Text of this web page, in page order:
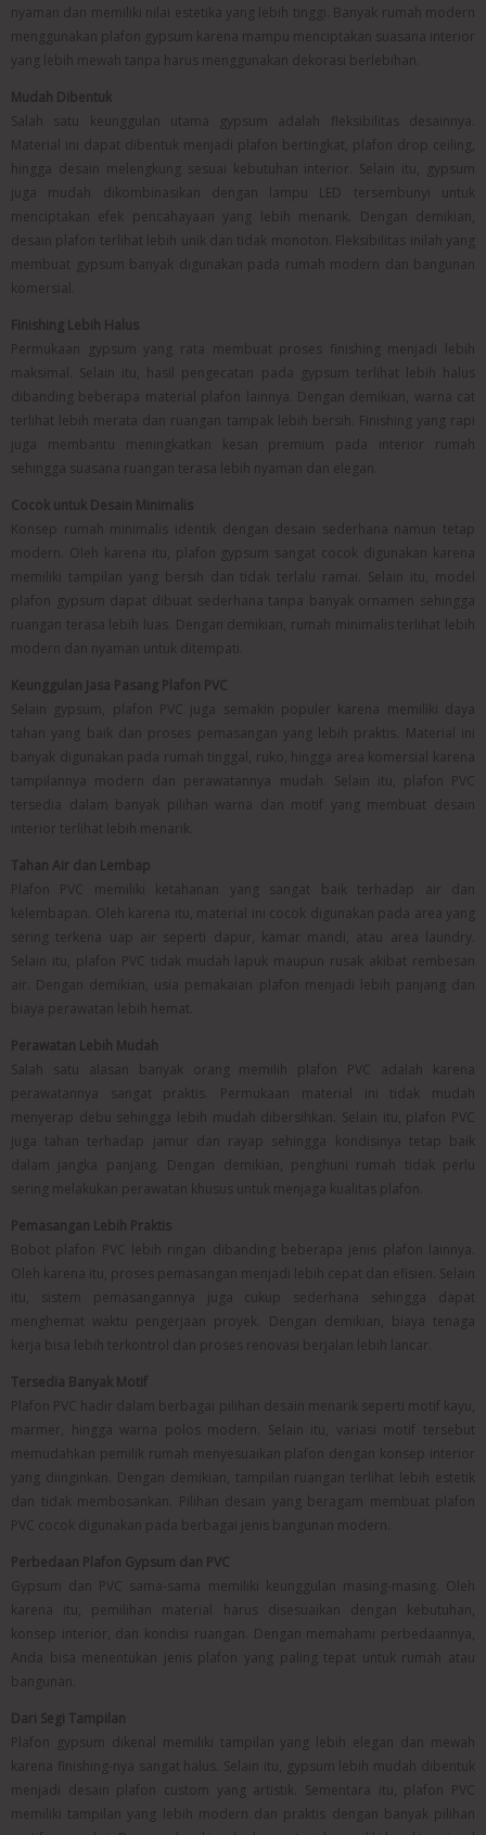
nyaman dan memiliki nilai estetika yang lebih tinggi. Banyak rumah modern
menggunakan plafon gypsum karena mampu menciptakan suasana interior
yang lebih mewah tanpa harus menggunakan dekorasi berlebihan.
Mudah Dibentuk
Salah satu keunggulan utama gypsum adalah fleksibilitas desainnya.
Material ini dapat dibentuk menjadi plafon bertingkat, plafon drop ceiling,
hingga desain melengkung sesuai kebutuhan interior. Selain itu, gypsum
juga mudah dikombinasikan dengan lampu LED tersembunyi untuk
menciptakan efek pencahayaan yang lebih menarik. Dengan demikian,
desain plafon terlihat lebih unik dan tidak monoton. Fleksibilitas inilah yang
membuat gypsum banyak digunakan pada rumah modern dan bangunan
komersial.
Finishing Lebih Halus
Permukaan gypsum yang rata membuat proses finishing menjadi lebih
maksimal. Selain itu, hasil pengecatan pada gypsum terlihat lebih halus
dibanding beberapa material plafon lainnya. Dengan demikian, warna cat
terlihat lebih merata dan ruangan tampak lebih bersih. Finishing yang rapi
juga membantu meningkatkan kesan premium pada interior rumah
sehingga suasana ruangan terasa lebih nyaman dan elegan.
Cocok untuk Desain Minimalis
Konsep rumah minimalis identik dengan desain sederhana namun tetap
modern. Oleh karena itu, plafon gypsum sangat cocok digunakan karena
memiliki tampilan yang bersih dan tidak terlalu ramai. Selain itu, model
plafon gypsum dapat dibuat sederhana tanpa banyak ornamen sehingga
ruangan terasa lebih luas. Dengan demikian, rumah minimalis terlihat lebih
modern dan nyaman untuk ditempati.
Keunggulan Jasa Pasang Plafon PVC
Selain gypsum, plafon PVC juga semakin populer karena memiliki daya
tahan yang baik dan proses pemasangan yang lebih praktis. Material ini
banyak digunakan pada rumah tinggal, ruko, hingga area komersial karena
tampilannya modern dan perawatannya mudah. Selain itu, plafon PVC
tersedia dalam banyak pilihan warna dan motif yang membuat desain
interior terlihat lebih menarik.
Tahan Air dan Lembap
Plafon PVC memiliki ketahanan yang sangat baik terhadap air dan
kelembapan. Oleh karena itu, material ini cocok digunakan pada area yang
sering terkena uap air seperti dapur, kamar mandi, atau area laundry.
Selain itu, plafon PVC tidak mudah lapuk maupun rusak akibat rembesan
air. Dengan demikian, usia pemakaian plafon menjadi lebih panjang dan
biaya perawatan lebih hemat.
Perawatan Lebih Mudah
Salah satu alasan banyak orang memilih plafon PVC adalah karena
perawatannya sangat praktis. Permukaan material ini tidak mudah
menyerap debu sehingga lebih mudah dibersihkan. Selain itu, plafon PVC
juga tahan terhadap jamur dan rayap sehingga kondisinya tetap baik
dalam jangka panjang. Dengan demikian, penghuni rumah tidak perlu
sering melakukan perawatan khusus untuk menjaga kualitas plafon.
Pemasangan Lebih Praktis
Bobot plafon PVC lebih ringan dibanding beberapa jenis plafon lainnya.
Oleh karena itu, proses pemasangan menjadi lebih cepat dan efisien. Selain
itu, sistem pemasangannya juga cukup sederhana sehingga dapat
menghemat waktu pengerjaan proyek. Dengan demikian, biaya tenaga
kerja bisa lebih terkontrol dan proses renovasi berjalan lebih lancar.
Tersedia Banyak Motif
Plafon PVC hadir dalam berbagai pilihan desain menarik seperti motif kayu,
marmer, hingga warna polos modern. Selain itu, variasi motif tersebut
memudahkan pemilik rumah menyesuaikan plafon dengan konsep interior
yang diinginkan. Dengan demikian, tampilan ruangan terlihat lebih estetik
dan tidak membosankan. Pilihan desain yang beragam membuat plafon
PVC cocok digunakan pada berbagai jenis bangunan modern.
Perbedaan Plafon Gypsum dan PVC
Gypsum dan PVC sama-sama memiliki keunggulan masing-masing. Oleh
karena itu, pemilihan material harus disesuaikan dengan kebutuhan,
konsep interior, dan kondisi ruangan. Dengan memahami perbedaannya,
Anda bisa menentukan jenis plafon yang paling tepat untuk rumah atau
bangunan.
Dari Segi Tampilan
Plafon gypsum dikenal memiliki tampilan yang lebih elegan dan mewah
karena finishing-nya sangat halus. Selain itu, gypsum lebih mudah dibentuk
menjadi desain plafon custom yang artistik. Sementara itu, plafon PVC
memiliki tampilan yang lebih modern dan praktis dengan banyak pilihan